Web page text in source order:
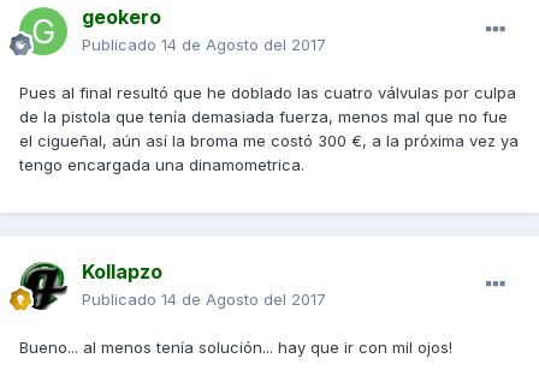
geokero
Publicado 14 de Agosto del 2017
Pues al final resultó que he doblado las cuatro válvulas por culpa
de la pistola que tenía demasiada fuerza, menos mal que no fue
el cigueñal, aún así la broma me costó 300 €, a la próxima vez ya
tengo encargada una dinamometrica.
Kollapzo
Publicado 14 de Agosto del 2017
Bueno... al menos tenía solución... hay que ir con mil ojos!